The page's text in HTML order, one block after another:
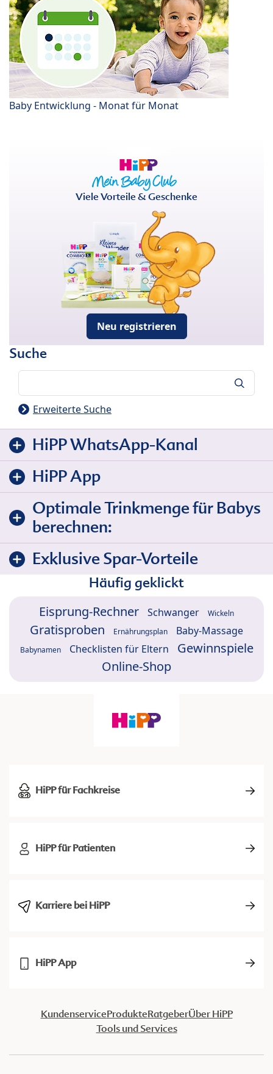
Baby Entwicklung - Monat für Monat
Viele Vorteile & Geschenke
Neu registrieren
Suche
Erweiterte Suche
HiPP WhatsApp-Kanal
HiPP App
Optimale Trinkmenge für Babys
berechnen:
Exklusive Spar-Vorteile
Häufig geklickt
Eisprung-Rechner Schwanger Wickeln
Gratisproben Ernährungsplan Baby-Massage
Babynamen Checklisten für Eltern
Gewinnspiele
Online-Shop
HiPP für Fachkreise
HiPP für Patienten
Karriere bei HiPP
HiPP App
KundenserviceProdukteRatgeberÜber HiPP
Tools und Services